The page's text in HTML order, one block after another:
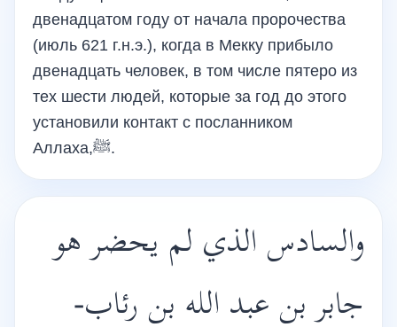
двенадцатом году от начала пророчества
(июль 621 г.н.э.), когда в Мекку прибыло
двенадцать человек, в том числе пятеро из
тех шести людей, которые за год до этого
установили контакт с посланником
Аллаха,ﷺ.
والسادس الذي لم يحضر هو
جابر بن عبد الله بن رئاب-